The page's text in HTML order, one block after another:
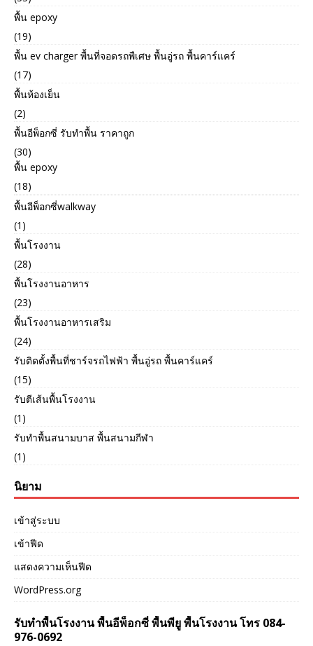
พื้น epoxy
(19)
พื้น ev charger พื้นที่จอดรถพืเศษ พื้นอู่รถ พื้นคาร์แคร์
(17)
พื้นห้องเย็น
(2)
พื้นอีพ็อกซี่ รับทำพื้น ราคาถูก
(30)
พื้น epoxy
(18)
พื้นอีพ็อกซี่walkway
(1)
พื้นโรงงาน
(28)
พื้นโรงงานอาหาร
(23)
พื้นโรงงานอาหารเสริม
(24)
รับติดตั้งพื้นที่ชาร์จรถไฟฟ้า พื้นอู่รถ พื้นคาร์แคร์
(15)
รับตีเส้นพื้นโรงงาน
(1)
รับทำพื้นสนามบาส พื้นสนามกีฬา
(1)
นิยาม
เข้าสู่ระบบ
เข้าฟีด
แสดงความเห็นฟีด
WordPress.org
รับทำพื้นโรงงาน พื้นอีพ็อกซี่ พื้นพียู พื้นโรงงาน โทร 084-
976-0692